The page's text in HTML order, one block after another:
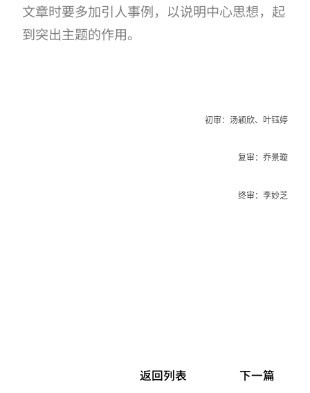
文章时要多加引人事例，以说明中心思想，起
到突出主题的作用。
初审：汤颖欣、叶钰婷
复审：乔景璇
终审：李妙芝
返回列表 下一篇